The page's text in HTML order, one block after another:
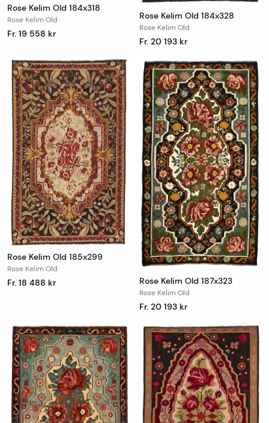
Rose Kelim Old 184x318
Rose Kelim Old
Fr. 19 558 kr
Rose Kelim Old 184x328
Rose Kelim Old
Fr. 20 193 kr
Rose Kelim Old 185x299
Rose Kelim Old
Fr. 18 488 kr Rose Kelim Old 187x323
Rose Kelim Old
Fr. 20 193 kr